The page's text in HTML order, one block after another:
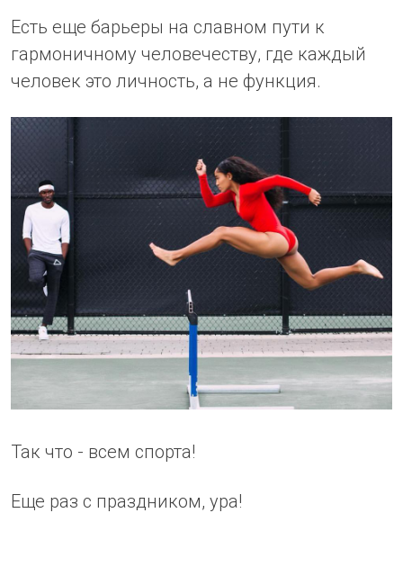
Есть еще барьеры на славном пути к
гармоничному человечеству, где каждый
человек это личность, а не функция.
Так что - всем спорта!
Еще раз с праздником, ура!